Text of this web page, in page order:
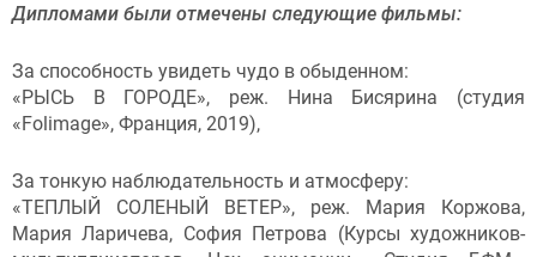
Дипломами были отмечены следующие фильмы:
За способность увидеть чудо в обыденном:
«РЫСЬ В ГОРОДЕ», реж. Нина Бисярина (студия
«Folimage», Франция, 2019),
За тонкую наблюдательность и атмосферу:
«ТЕПЛЫЙ СОЛЕНЫЙ ВЕТЕР», реж. Мария Коржова,
Мария Ларичева, София Петрова (Курсы художников-